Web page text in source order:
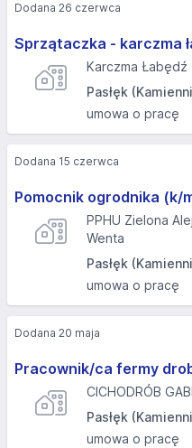
Sprzątaczka - karczma
Karczma Łabędź
Pasłęk
umowa o pracę
Dodana 26 czerwca
Pomocnik ogrodnika (k/
PPHU Zielona
Wenta
Pasłęk
umowa o pracę
Dodana 15 czerwca
Pracownik/ca fermy
CICHODRÓB
Pasłęk
umowa o pracę
Dodana 20 maja